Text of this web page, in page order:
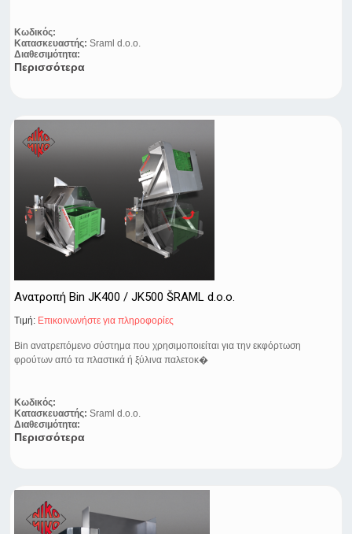
Κωδικός:
Κατασκευαστής: Sraml d.o.o.
Διαθεσιμότητα:
Περισσότερα
Ανατροπή Bin JK400 / JK500 ŠRAML d.o.o.
Τιμή: Eπικοινωνήστε για πληροφορίες
Bin ανατρεπόμενο σύστημα που χρησιμοποιείται για την εκφόρτωση
φρούτων από τα πλαστικά ή ξύλινα παλετοκ�
Κωδικός:
Κατασκευαστής: Sraml d.o.o.
Διαθεσιμότητα:
Περισσότερα